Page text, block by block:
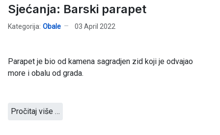
Sjećanja: Barski parapet
Kategorija: Obale 03 April 2022
Parapet je bio od kamena sagradjen zid koji je odvajao
more i obalu od grada.
Pročitaj više …